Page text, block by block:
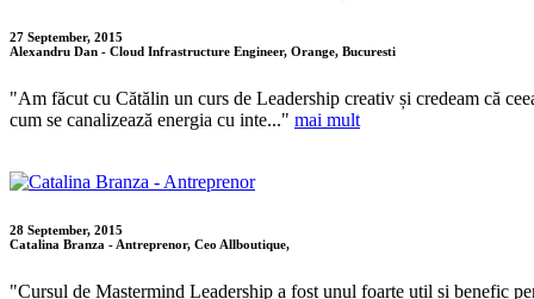
27 September, 2015
Alexandru Dan - Cloud Infrastructure Engineer, Orange, Bucuresti
"Am făcut cu Cătălin un curs de Leadership creativ și credeam că
cum se canalizează energia cu inte..." mai mult
28 September, 2015
Catalina Branza - Antreprenor, Ceo Allboutique,
"Cursul de Mastermind Leadership a fost unul foarte util si benefic